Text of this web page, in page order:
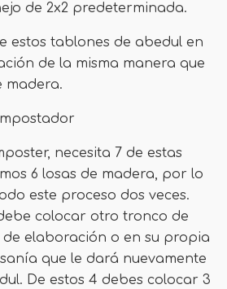
de 2x2 predeterminada.
estos tablones de abedul en
de la misma manera que
madera.
necesita 7 de estas
6 losas de madera, por lo
este proceso dos veces.
colocar otro tronco de
elaboración o en su propia
que le dará nuevamente
De estos 4 debes colocar 3